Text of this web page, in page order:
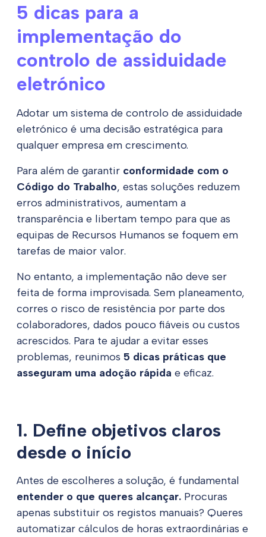
5 dicas para a
implementação do
controlo de assiduidade
eletrónico
Adotar um sistema de controlo de assiduidade
eletrónico é uma decisão estratégica para
qualquer empresa em crescimento.
Para além de garantir conformidade com o
Código do Trabalho, estas soluções reduzem
erros administrativos, aumentam a
transparência e libertam tempo para que as
equipas de Recursos Humanos se foquem em
tarefas de maior valor.
No entanto, a implementação não deve ser
feita de forma improvisada. Sem planeamento,
corres o risco de resistência por parte dos
colaboradores, dados pouco fiáveis ou custos
acrescidos. Para te ajudar a evitar esses
problemas, reunimos 5 dicas práticas que
asseguram uma adoção rápida e eficaz.
1. Define objetivos claros
desde o início
Antes de escolheres a solução, é fundamental
entender o que queres alcançar. Procuras
apenas substituir os registos manuais? Queres
automatizar cálculos de horas extraordinárias e